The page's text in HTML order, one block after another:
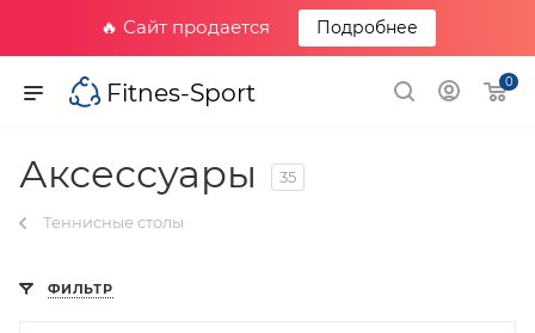
🔥 Сайт продается Подробнее
Fitnes-Sport 0
Аксессуары 35
Теннисные столы
ФИЛЬТР